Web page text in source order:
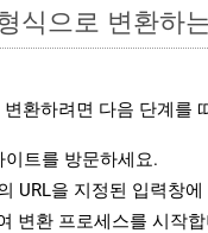
식으로 변환하
환하려면 다음 단계를
이트를 방문하세요.
URL을 지정된 입력창
변환 프로세스를 시작